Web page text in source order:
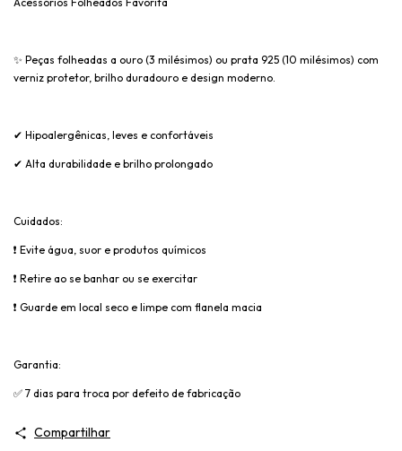
✨ Peças folheadas a ouro (3 milésimos) ou prata 925 (10 milésimos) com
verniz protetor, brilho duradouro e design moderno.
✔ Hipoalergênicas, leves e confortáveis
✔ Alta durabilidade e brilho prolongado
Cuidados:
❗ Evite água, suor e produtos químicos
❗ Retire ao se banhar ou se exercitar
❗ Guarde em local seco e limpe com flanela macia
Garantia:
✅ 7 dias para troca por defeito de fabricação
Compartilhar